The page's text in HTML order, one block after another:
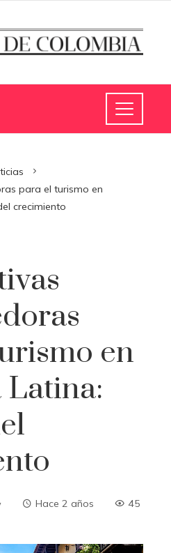
para el turismo en
crecimiento
en
Hace 2 años 45